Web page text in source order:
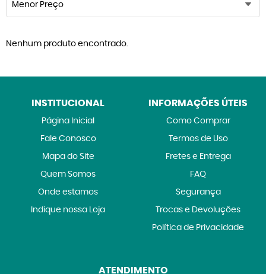
Menor Preço
Nenhum produto encontrado.
INSTITUCIONAL
Página Inicial
Fale Conosco
Mapa do Site
Quem Somos
Onde estamos
Indique nossa Loja
INFORMAÇÕES ÚTEIS
Como Comprar
Termos de Uso
Fretes e Entrega
FAQ
Segurança
Trocas e Devoluções
Política de Privacidade
ATENDIMENTO